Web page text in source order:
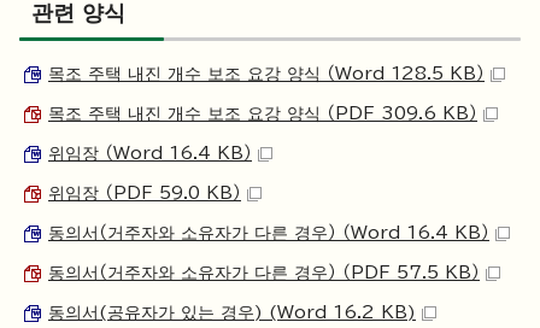
관련 양식
목조 주택 내진 개수 보조 요강 양식 （Word 128.5 KB）
목조 주택 내진 개수 보조 요강 양식 （PDF 309.6 KB）
위임장 （Word 16.4 KB）
위임장 （PDF 59.0 KB）
동의서（거주자와 소유자가 다른 경우） （Word 16.4 KB）
동의서（거주자와 소유자가 다른 경우） （PDF 57.5 KB）
동의서(공유자가 있는 경우) (Word 16.2 KB)